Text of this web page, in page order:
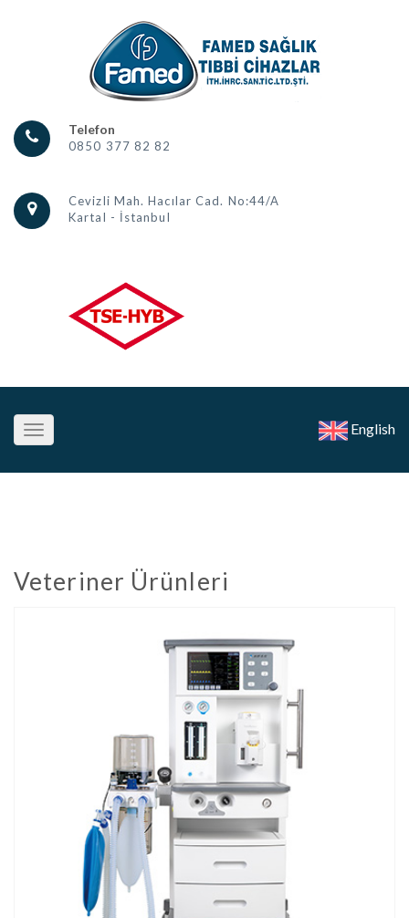
Telefon
0850 377 82 82
Cevizli Mah. Hacılar Cad. No:44/A
Kartal - İstanbul
Toggle
navigation
English
Veteriner Ürünleri